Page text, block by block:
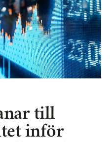
till
inför